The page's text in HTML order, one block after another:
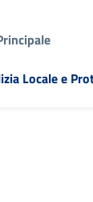
Locale e